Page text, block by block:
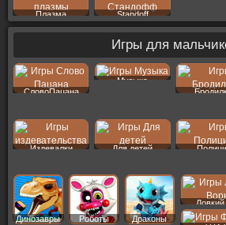
Плазма Standoff
Игры для
СловоПацана
Музыка
Издевалки Для детей
Динозавры Роботы Драконы
Ловкий